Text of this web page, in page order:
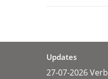
Updates
27-07-2026